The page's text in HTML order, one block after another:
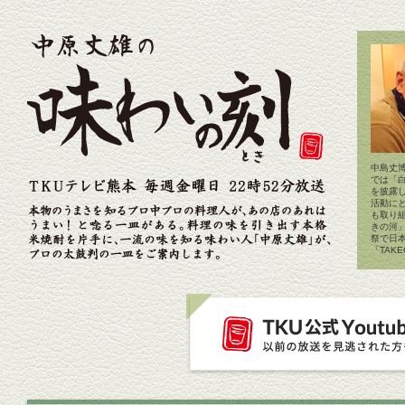
中島丈
では「
を披露
活動に
も取り
きの河
祭で日
「